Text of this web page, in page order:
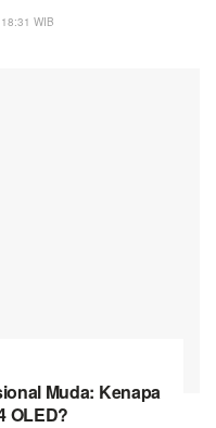
WIB
Muda: Kenapa
OLED?